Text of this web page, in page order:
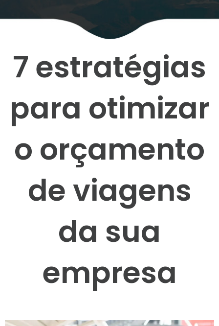
7 estratégias
para otimizar
o orçamento
de viagens
da sua
empresa